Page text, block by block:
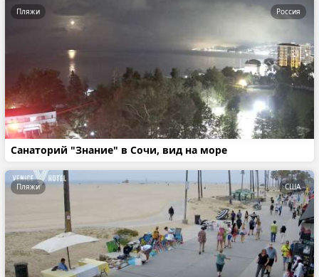
Санаторий "Знание" в Сочи, вид на море
Пляжи Россия
Пляжи США